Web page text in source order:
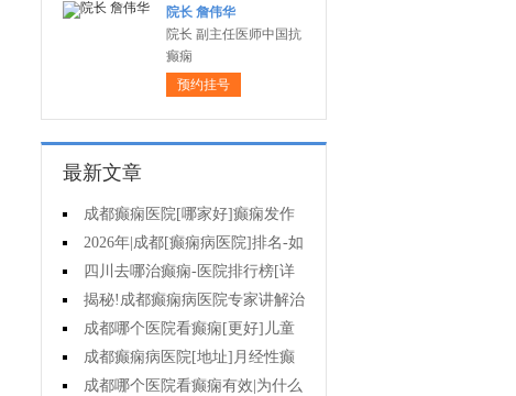
院长 詹伟华
院长 副主任医师中国抗
癫痫
预约挂号
最新文章
成都癫痫医院[哪家好]癫痫发作
怎么急救?
2026年|成都[癫痫病医院]排名-如
何防止癫痫反复发作?
四川去哪治癫痫-医院排行榜[详
细排名]癫痫病人如何正确护理?
揭秘!成都癫痫病医院专家讲解治
疗癫痫效果好的方法?
成都哪个医院看癫痫[更好]儿童
癫痫病的病因?
成都癫痫病医院[地址]月经性癫
痫怎么治?
成都哪个医院看癫痫有效|为什么